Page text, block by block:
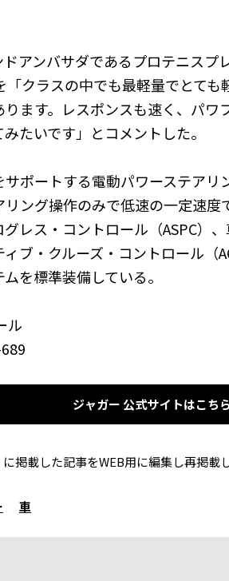
アンバサダであるプロテニスプ
「クラスの中でも最軽量でとても
ます。レスポンスも速く、パワ
たいです」とコメントした。
サポートする電動パワーステアリ
リング操作のみで低速の一定速度
レス・コントロール（ASPC）
ブ・クルーズ・コントロール（
を標準装備している。
ル
ジャガー 公式サイトはこちら
掲載した記事をWEB用に編集し再掲載
車